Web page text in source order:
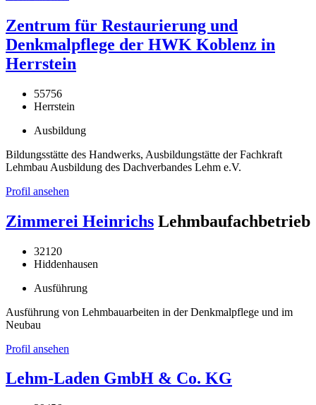
Zentrum für Restaurierung und
Denkmalpflege der HWK Koblenz in
Herrstein
55756
Herrstein
Ausbildung
Bildungsstätte des Handwerks, Ausbildungstätte der Fachkraft
Lehmbau Ausbildung des Dachverbandes Lehm e.V.
Profil ansehen
Zimmerei Heinrichs Lehmbaufachbetrieb
32120
Hiddenhausen
Ausführung
Ausführung von Lehmbauarbeiten in der Denkmalpflege und im
Neubau
Profil ansehen
Lehm-Laden GmbH & Co. KG